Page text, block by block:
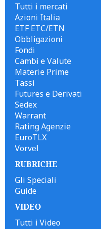
Tutti i mercati
Azioni Italia
ETF ETC/ETN
Obbligazioni
Fondi
Cambi e Valute
Materie Prime
Tassi
Futures e Derivati
Sedex
Warrant
Rating Agenzie
EuroTLX
Vorvel
RUBRICHE
Gli Speciali
Guide
VIDEO
Tutti i Video